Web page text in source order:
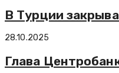
В Турции
28.10.2025
Глава